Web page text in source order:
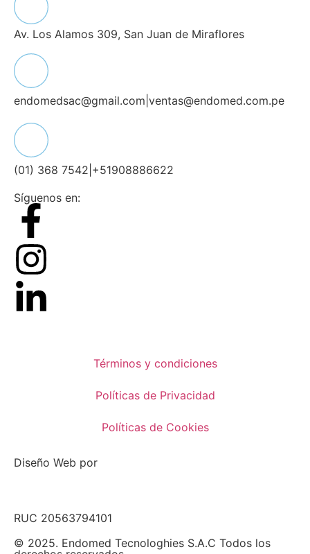
Av. Los Alamos 309, San Juan de Miraflores
endomedsac@gmail.com ventas@endomed.com.pe
(01) 368 7542 +51908886622
Síguenos en:
Términos y condiciones
Políticas de Privacidad
Políticas de Cookies
Diseño Web por
RUC 20563794101
© 2025. Endomed Tecnologhies S.A.C Todos los